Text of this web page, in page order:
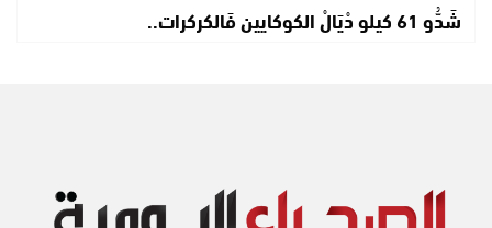
شَدُّو 61 كيلو دْيَالْ الكوكايين فَالكركرات..